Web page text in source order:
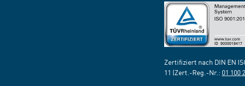
Zertifiziert nach DIN EN
11 (Zert.-Reg.-Nr.: 01 100